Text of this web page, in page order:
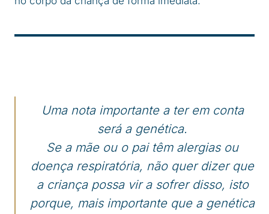
Uma nota importante a ter em conta
será a genética.
Se a mãe ou o pai têm alergias ou
doença respiratória, não quer dizer que
a criança possa vir a sofrer disso, isto
porque, mais importante que a genética